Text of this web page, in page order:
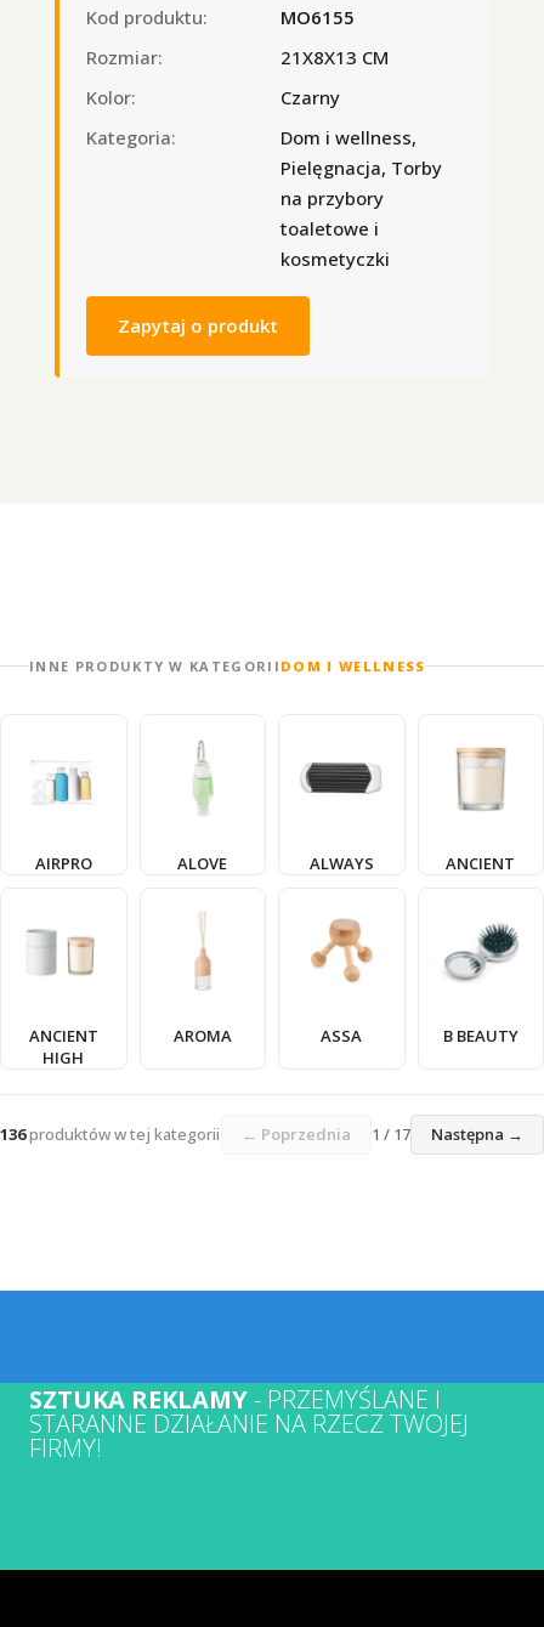
Kod produktu:
MO6155
Rozmiar:
21X8X13 CM
Kolor:
Czarny
Kategoria:
Dom i wellness,
Pielęgnacja, Torby
na przybory
toaletowe i
kosmetyczki
Zapytaj o produkt
INNE PRODUKTY W KATEGORII DOM I WELLNESS
AIRPRO ALOVE ALWAYS ANCIENT
ANCIENT
HIGH
AROMA ASSA B BEAUTY
136produktów w tej kategorii ← Poprzednia 1 / 17 Następna →
SZTUKA REKLAMY- PRZEMYŚLANE I
STARANNE DZIAŁANIE NA RZECZ TWOJEJ
FIRMY!